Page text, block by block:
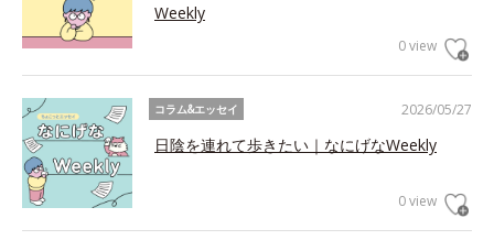
Weekly
0 view
2026/05/27
コラム&エッセイ
日陰を連れて歩きたい｜なにげなWeekly
0 view